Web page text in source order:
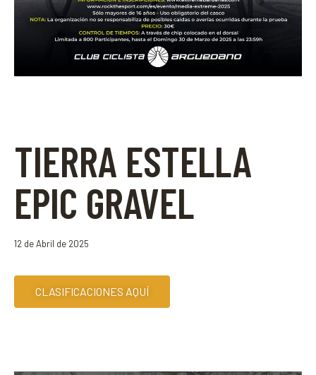
TIERRA ESTELLA
EPIC GRAVEL
12 de Abril de 2025
CLASIFICACIONES AQUÍ